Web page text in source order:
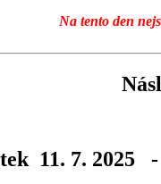
Na tento den
11. 7. 2025